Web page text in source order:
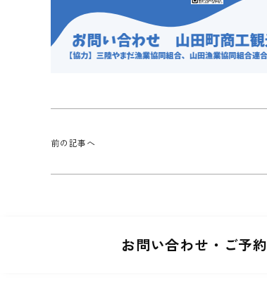
前の記事へ
お問い合わせ・ご予約